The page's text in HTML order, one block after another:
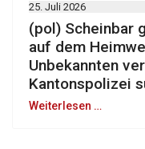
25. Juli 2026
(pol) Scheinbar
auf dem
Unbekannten
Kantonspolizei
Weiterlesen …